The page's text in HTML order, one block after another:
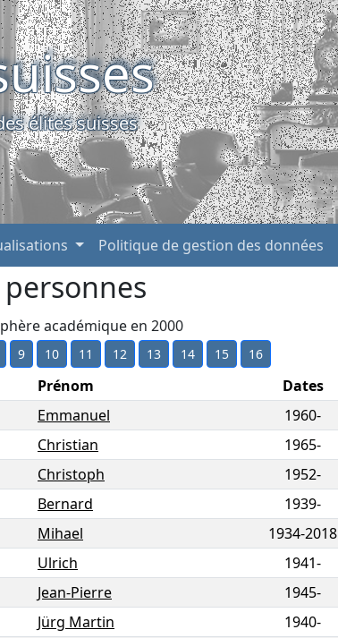
élites suisses
Politique de gestion des données
académique en 2000
9 10 11 12 13 14 15 16
Prénom Dates
Emmanuel 1960-
Christian 1965-
Christoph 1952-
Bernard 1939-
Mihael 1934-2018
Ulrich 1941-
Jean-Pierre 1945-
Jürg Martin 1940-